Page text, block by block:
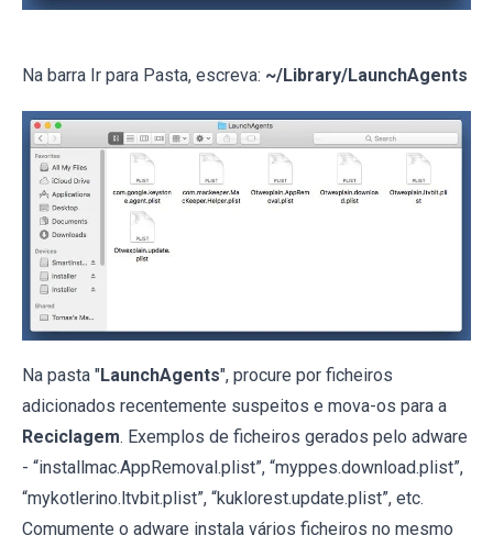
Na barra Ir para Pasta, escreva: ~/Library/LaunchAgents
Na pasta "LaunchAgents", procure por ficheiros
adicionados recentemente suspeitos e mova-os para a
Reciclagem. Exemplos de ficheiros gerados pelo adware
- “installmac.AppRemoval.plist”, “myppes.download.plist”,
“mykotlerino.ltvbit.plist”, “kuklorest.update.plist”, etc.
Comumente o adware instala vários ficheiros no mesmo